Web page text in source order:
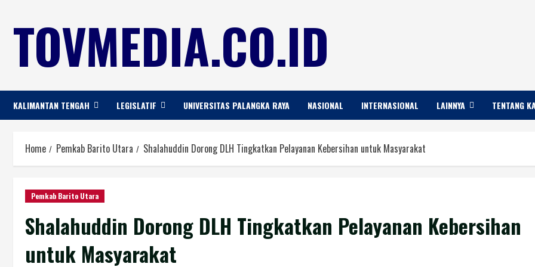
TOVMEDIA.CO.ID
KALIMANTAN TENGAH LEGISLATIF UNIVERSITAS PALANGKA RAYA NASIONAL INTERNASIONAL LAINNYA TENTANG
Home Pemkab Barito Utara Shalahuddin Dorong DLH Tingkatkan Pelayanan Kebersihan untuk Masyarakat
Pemkab Barito Utara
Shalahuddin Dorong DLH Tingkatkan Pelayanan Kebersihan
untuk Masyarakat